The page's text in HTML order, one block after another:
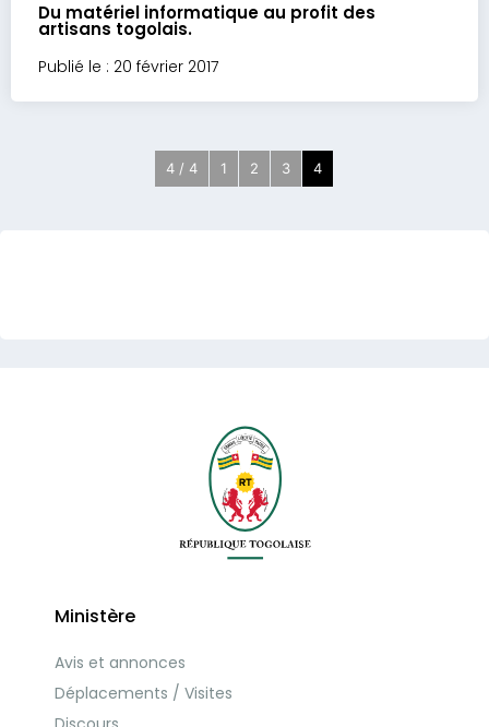
Du matériel informatique au profit des
artisans togolais.
Publié le : 20 février 2017
4 / 4 1 2 3 4
Ministère
Avis et annonces
Déplacements / Visites